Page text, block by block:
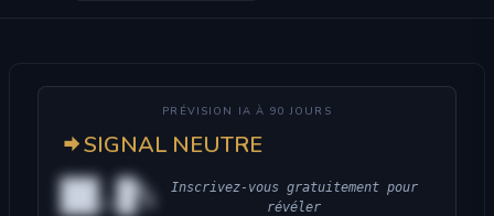
PRÉVISION IA À 90 JOURS
SIGNAL NEUTRE
██.█%
Inscrivez-vous gratuitement pour
révéler